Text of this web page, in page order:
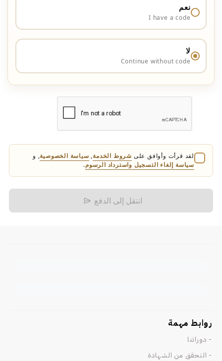
نعم
I have a code
لا
Continue without code
لقد قرأت وأوافق على شروط الخدمة, سياسة الخصوصية, و
سياسة إلغاء التسجيل واسترداد الرسوم.
انتقل إلى الدفع
روابط مهمة
- دوراتنا
- التحقق من الشهادة